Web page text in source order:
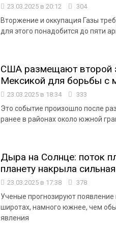
23.03.2025 в 20:12 304
Вторжение и оккупация Газы
для этого понадобится до пяти
США размещают второй
Мексикой для борьбы с
23.03.2025 в 18:34 333
Это событие произошло после
ранее в районах около южной
Дыра на Солнце: поток
планету накрыла
23.03.2025 в 17:38 378
Ученые прогнозируют
широтах, намного южнее, чем
явления